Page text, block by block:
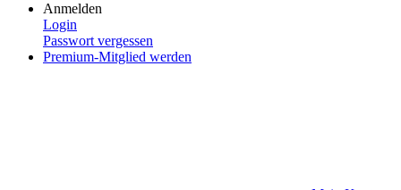
Anmelden
Login
Passwort vergessen
Premium-Mitglied werden